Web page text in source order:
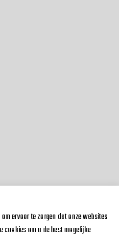
ervoor te zorgen dat onze websites
cookies om u de best mogelijke